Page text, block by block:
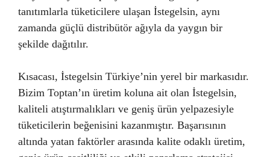
tanıtımlarla tüketicilere ulaşan İstegelsin, aynı
zamanda güçlü distribütör ağıyla da yaygın bir
şekilde dağıtılır.
Kısacası, İstegelsin Türkiye’nin yerel bir markasıdır.
Bizim Toptan’ın üretim koluna ait olan İstegelsin,
kaliteli atıştırmalıkları ve geniş ürün yelpazesiyle
tüketicilerin beğenisini kazanmıştır. Başarısının
altında yatan faktörler arasında kalite odaklı üretim,